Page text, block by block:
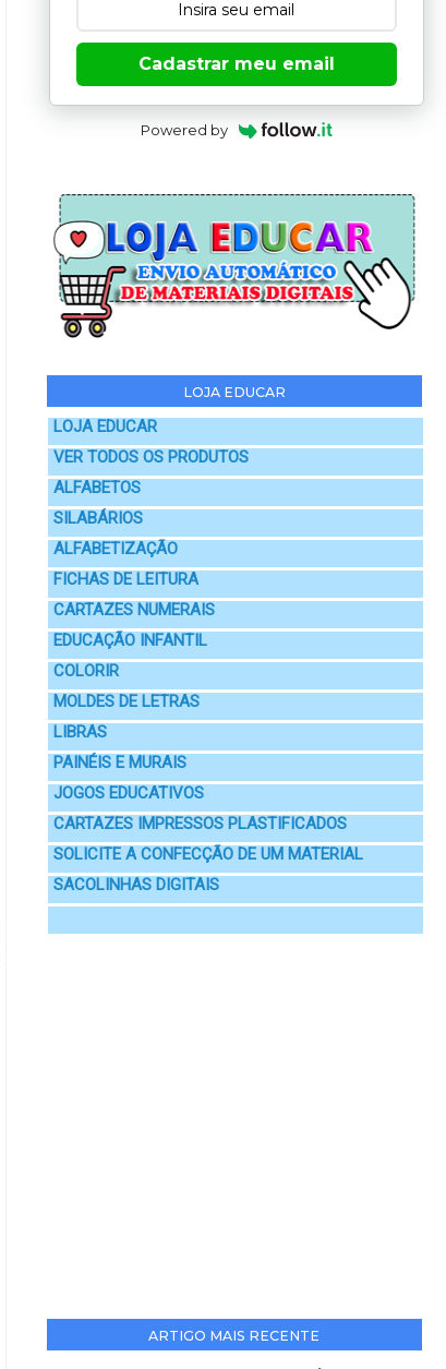
Cadastrar meu email
Powered by
LOJA EDUCAR
LOJA EDUCAR
VER TODOS OS PRODUTOS
ALFABETOS
SILABÁRIOS
ALFABETIZAÇÃO
FICHAS DE LEITURA
CARTAZES NUMERAIS
EDUCAÇÃO INFANTIL
COLORIR
MOLDES DE LETRAS
LIBRAS
PAINÉIS E MURAIS
JOGOS EDUCATIVOS
CARTAZES IMPRESSOS PLASTIFICADOS
SOLICITE A CONFECÇÃO DE UM MATERIAL
SACOLINHAS DIGITAIS
ARTIGO MAIS RECENTE